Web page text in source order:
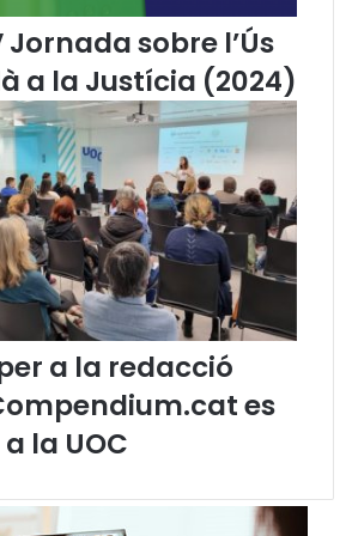
l
a
r
g
a
t
s
p
a
l
n
g
Jornada sobre l’Ús
a la Justícia (2024)
a la redacció
es
la UOC